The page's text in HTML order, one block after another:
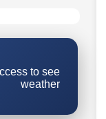
to see
weather